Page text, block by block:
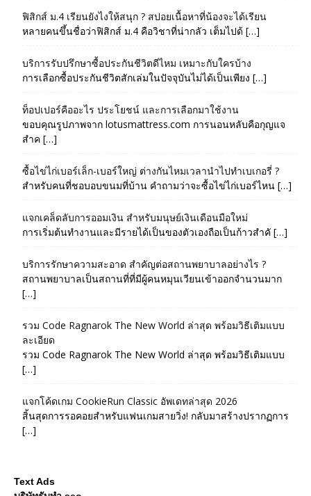
ฟิสิกส์ ม.4 เรียนยังไงให้สนุก ? สปอยเนื้อหาที่น้องจะได้เรียน
หลายคนขึ้นชื่อว่าฟิสิกส์ ม.4 คือวิชาที่น่ากลัว เต็มไปด้ […]
บริการรับปรึกษาซื้อประกันชีวิตดีไหม เหมาะกับใครบ้าง
การเลือกซื้อประกันชีวิตสักเล่มในปัจจุบันไม่ได้เป็นเพียง […]
ท็อปเปอร์คืออะไร ประโยชน์ และการเลือกมาใช้งาน
ขอบคุณรูปภาพจาก lotusmattress.com การนอนหลับคือกุญแจ
สำค […]
ซื้อไข่ไก่เบอร์เล็ก-เบอร์ใหญ่ ต่างกันไหมเวลานำไปทำเบเกอรี่ ?
สำหรับคนที่ชอบอบขนมที่บ้าน คำถามว่าจะซื้อไข่ไก่เบอร์ไหน […]
แจกเคล็ดลับการออมเงิน สำหรับมนุษย์เงินเดือนมือใหม่
การเริ่มต้นทำงานและมีรายได้เป็นของตัวเองถือเป็นก้าวสำคั […]
บริการรักษาความสะอาด สำคัญต่อสถานพยาบาลอย่างไร ?
สถานพยาบาลเป็นสถานที่ที่มีผู้คนหมุนเวียนเข้าออกจำนวนมาก
[…]
รวม Code Ragnarok The New World ล่าสุด พร้อมวิธีเติมแบบ
ละเอียด
รวม Code Ragnarok The New World ล่าสุด พร้อมวิธีเติมแบบ
[…]
แจกโค้ดเกม CookieRun Classic อัพเดทล่าสุด 2026
สิ้นสุดการรอคอยสำหรับแฟนเกมสายวิ่ง! กลับมาสร้างปรากฏการ
[…]
Text Ads